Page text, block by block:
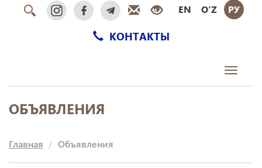
EN O‘Z РУ
КОНТАКТЫ
Toggle
ОБЪЯВЛЕНИЯ
Главная Объявления